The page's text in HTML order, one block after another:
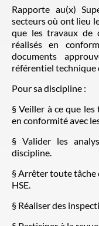
Rapporte au(x)
secteurs où ont lieu
que les travaux de
réalisés en
documents
référentiel technique
Pour sa discipline :
§ Veiller à ce que
en conformité avec
§ Valider les
discipline.
§ Arrêter toute tâche
HSE.
§ Réaliser des